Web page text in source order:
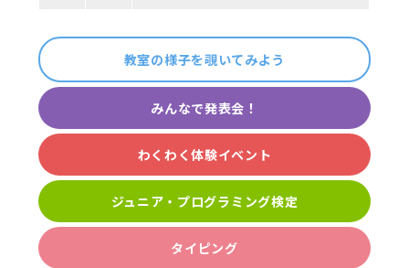
教室の様子を覗いてみよう
みんなで発表会！
わくわく体験イベント
ジュニア・プログラミング検定
タイピング